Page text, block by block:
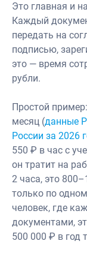
Это главная и
Каждый
передать на
подписью,
это — время
рубли.
Простой
месяц (данные
России за 2026
550 ₽ в час с
он тратит на
2 часа, это
только по
человек, где
документами,
500 000 ₽ в год